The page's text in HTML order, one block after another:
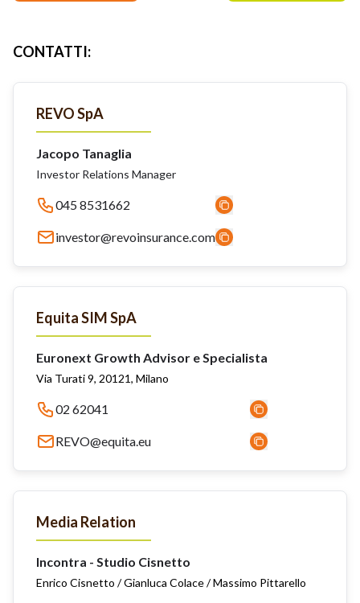
CONTATTI:
REVO SpA
Jacopo Tanaglia
Investor Relations Manager
045 8531662
investor@revoinsurance.com
Equita SIM SpA
Euronext Growth Advisor e Specialista
Via Turati 9, 20121, Milano
02 62041
REVO@equita.eu
Media Relation
Incontra - Studio Cisnetto
Enrico Cisnetto / Gianluca Colace / Massimo Pittarello